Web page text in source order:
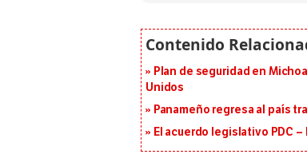
Plan de seguridad en
Unidos
Panameño regresa al país
El acuerdo legislativo PDC –